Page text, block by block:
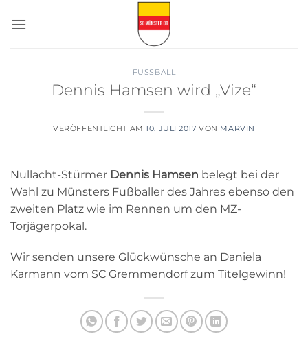
Inhalt
FUSSBALL
Dennis Hamsen wird „Vize“
VERÖFFENTLICHT AM10. JULI 2017 VON MARVIN
Nullacht-Stürmer Dennis Hamsen belegt bei der
Wahl zu Münsters Fußballer des Jahres ebenso den
zweiten Platz wie im Rennen um den MZ-
Torjägerpokal.
Wir senden unsere Glückwünsche an Daniela
Karmann vom SC Gremmendorf zum Titelgewinn!